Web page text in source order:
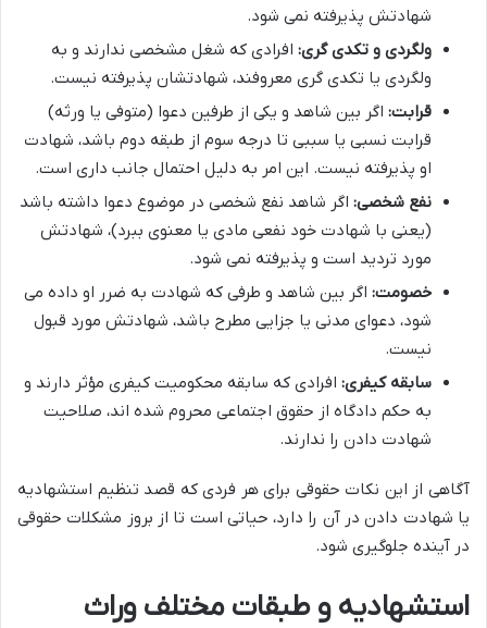
شهادتش پذیرفته نمی شود.
ولگردی و تکدی گری: افرادی که شغل مشخصی ندارند و به
ولگردی یا تکدی گری معروفند، شهادتشان پذیرفته نیست.
قرابت: اگر بین شاهد و یکی از طرفین دعوا (متوفی یا ورثه)
قرابت نسبی یا سببی تا درجه سوم از طبقه دوم باشد، شهادت
او پذیرفته نیست. این امر به دلیل احتمال جانب داری است.
نفع شخصی: اگر شاهد نفع شخصی در موضوع دعوا داشته باشد
(یعنی با شهادت خود نفعی مادی یا معنوی ببرد)، شهادتش
مورد تردید است و پذیرفته نمی شود.
خصومت: اگر بین شاهد و طرفی که شهادت به ضرر او داده می
شود، دعوای مدنی یا جزایی مطرح باشد، شهادتش مورد قبول
نیست.
سابقه کیفری: افرادی که سابقه محکومیت کیفری مؤثر دارند و
به حکم دادگاه از حقوق اجتماعی محروم شده اند، صلاحیت
شهادت دادن را ندارند.
آگاهی از این نکات حقوقی برای هر فردی که قصد تنظیم استشهادیه
یا شهادت دادن در آن را دارد، حیاتی است تا از بروز مشکلات حقوقی
در آینده جلوگیری شود.
استشهادیه و طبقات مختلف وراث